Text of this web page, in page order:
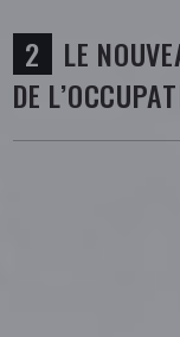
LE
DE